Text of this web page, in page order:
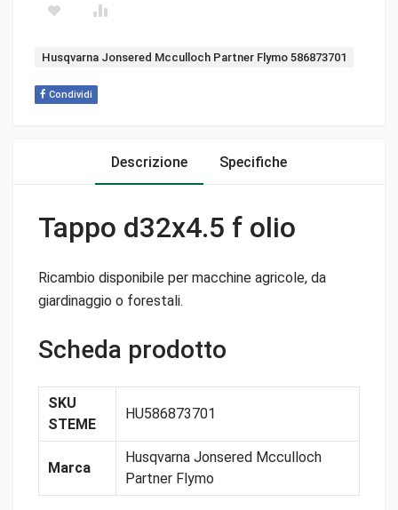
Tag:
Husqvarna Jonsered Mcculloch Partner Flymo 586873701
Condividi
Descrizione Specifiche
Tappo d32x4.5 f olio
Ricambio disponibile per macchine agricole, da
giardinaggio o forestali.
Scheda prodotto
SKU
STEME
HU586873701
Marca
Husqvarna Jonsered Mcculloch
Partner Flymo